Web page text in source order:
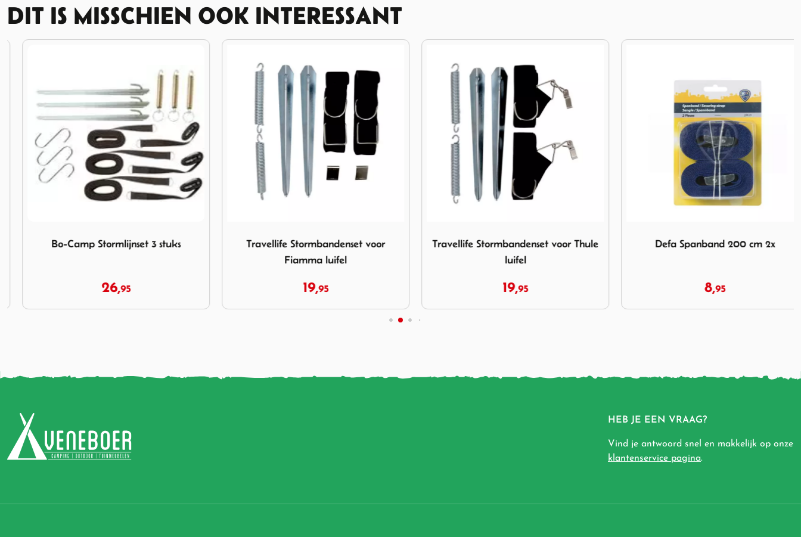
DIT IS MISSCHIEN OOK INTERESSANT
Bo-Camp Stormlijnset 3 stuks
26,95
Travellife Stormbandenset voor
Fiamma luifel
95
Travellife Stormbandenset voor Thule
luifel
95
Defa Spanband 200 cm 2x
95
HEB JE EEN VRAAG?
Vind je antwoord snel en makkelijk op onze
klantenservice pagina.